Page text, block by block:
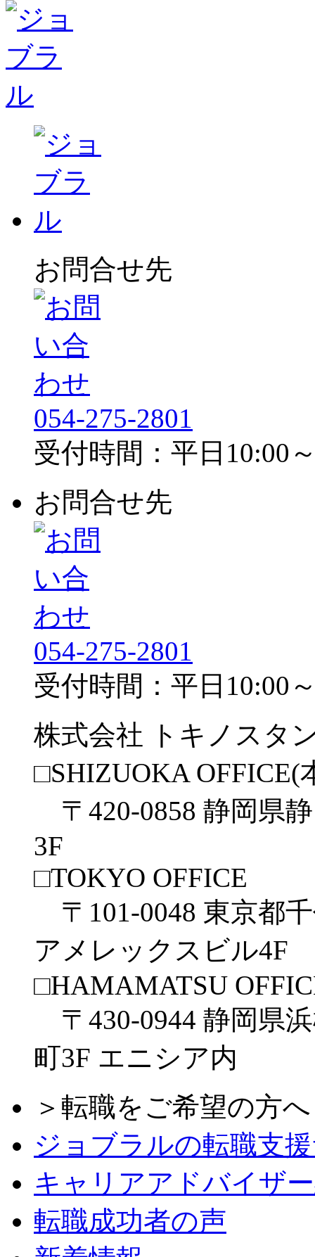
お問合せ先
054-275-2801
受付時間：平日10:00
お問合せ先
054-275-2801
受付時間：平日10:00
株式会社 トキノスタ
□SHIZUOKA OFFICE(
〒420-0858 静岡県
3F
□TOKYO OFFICE
〒101-0048 東京都
アメレックスビル4F
□HAMAMATSU
〒430-0944 静岡県
町3F エニシア内
＞転職をご希望の方へ
ジョブラルの転職支
キャリアアドバイザ
転職成功者の声